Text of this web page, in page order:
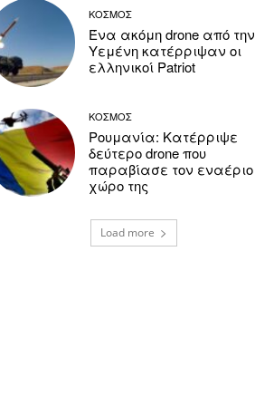
ΚΟΣΜΟΣ
Ένα ακόμη drone από την
Υεμένη κατέρριψαν οι
ελληνικοί Patriot
ΚΟΣΜΟΣ
Ρουμανία: Κατέρριψε
δεύτερο drone που
παραβίασε τον εναέριο
χώρο της
Load more